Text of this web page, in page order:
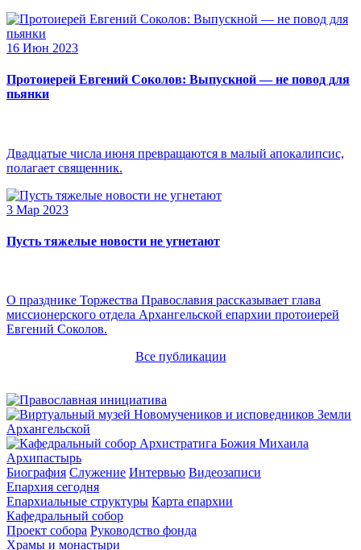
16 Июн 2023
Протоиерей Евгений Соколов: Выпускной — не повод для
пьянки
Двадцатые числа июня превращаются в малый апокалипсис,
полагает священник.
3 Мар 2023
Пусть тяжелые новости не угнетают
О празднике Торжества Православия рассказывает глава
миссионерского отдела Архангельской епархии протоиерей
Евгений Соколов.
Все публикации
Архипастырь
Биография Служение Интервью Видеозаписи
Епархия сегодня
Епархиальные структуры Карта епархии
Кафедральный собор
Проект собора Руководство фонда
Храмы и монастыри